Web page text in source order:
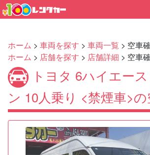
ホーム > 車両を探す > 車両一覧 > 空車
ホーム > 店舗を探す > 店舗詳細 > 空車
トヨタ 6ハイエー
ン 10人乗り <禁煙車>